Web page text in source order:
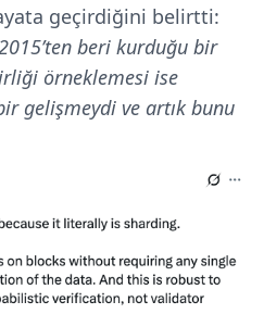
geçirdiğini belirtti:
beri kurduğu bir
örneklemesi ise
gelişmeydi ve artık bunu